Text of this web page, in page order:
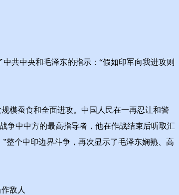
共中央和毛泽东的指示：“假如印军向我进攻则
模蚕食和全面进攻。中国人民在一再忍让和警
争中中方的最高指导者，他在作战结束后听取汇
整个中印边界斗争，再次显示了毛泽东娴熟、高
敌人